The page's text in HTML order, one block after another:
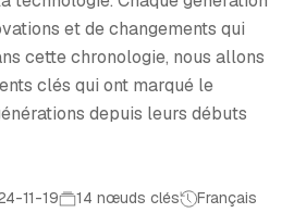
et de changements qui
cette chronologie, nous allons
clés qui ont marqué le
depuis leurs débuts
11-19 14 nœuds clés Français